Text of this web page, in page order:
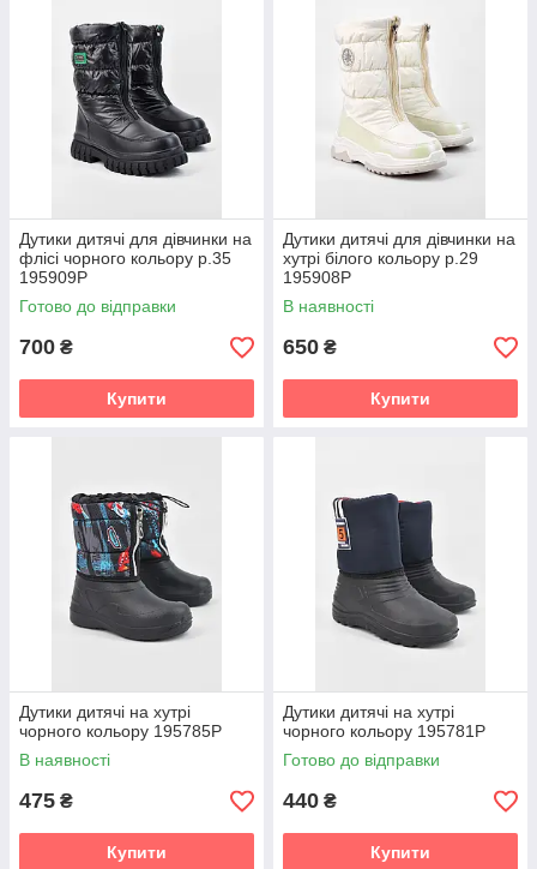
Дутики дитячі для дівчинки на
флісі чорного кольору р.35
195909P
Готово до відправки
700 ₴
Купити
Дутики дитячі для дівчинки на
хутрі білого кольору р.29
195908P
В наявності
650 ₴
Купити
Дутики дитячі на хутрі
чорного кольору 195785P
В наявності
475 ₴
Купити
Дутики дитячі на хутрі
чорного кольору 195781P
Готово до відправки
440 ₴
Купити